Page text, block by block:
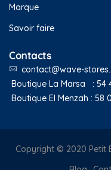
Marque
Savoir faire
Contacts
contact@wave-
Boutique La Marsa : 54
Boutique El Menzah : 58
Copyright © 2020 Petit